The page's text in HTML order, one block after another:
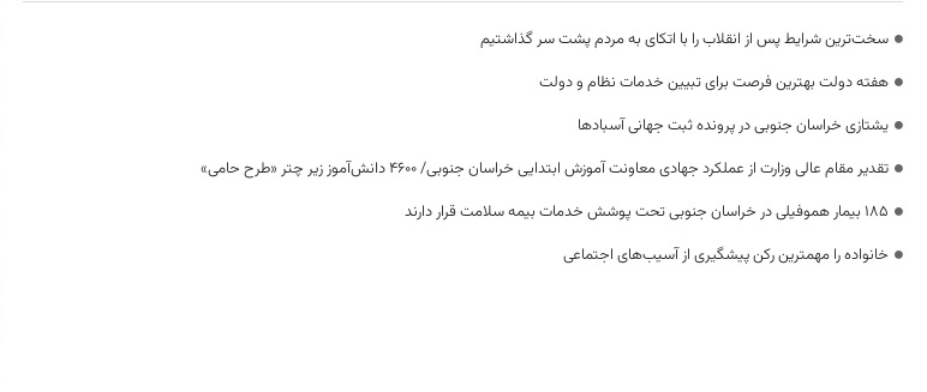
سخت‌ترین شرایط پس از انقلاب را با اتکای به مردم پشت سر گذاشتیم
هفته دولت بهترین فرصت برای تبیین خدمات نظام و دولت
یشتازی خراسان جنوبی در پرونده ثبت جهانی آسبادها
تقدیر مقام عالی وزارت از عملکرد جهادی معاونت آموزش ابتدایی خراسان جنوبی/ ۴۶۰۰ دانش‌آموز زیر چتر «طرح حامی»
۱۸۵ بیمار هموفیلی در خراسان جنوبی تحت پوشش خدمات بیمه سلامت قرار دارند
خانواده را مهمترین رکن پیشگیری از آسیب‌های اجتماعی